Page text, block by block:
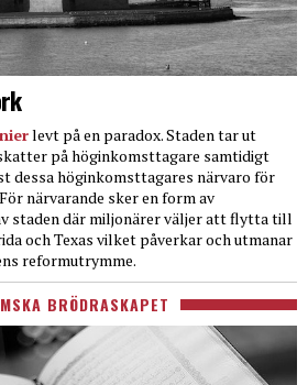
levt på en paradox. Staden tar ut
på höginkomsttagare samtidigt
dessa höginkomsttagares närvaro för
närvarande sker en form av
staden där miljonärer väljer att flytta till
och Texas vilket påverkar och utmanar
reformutrymme.
BRÖDRASKAPET